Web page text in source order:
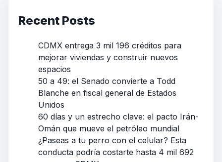
Recent Posts
CDMX entrega 3 mil 196 créditos para
mejorar viviendas y construir nuevos
espacios
50 a 49: el Senado convierte a Todd
Blanche en fiscal general de Estados
Unidos
60 días y un estrecho clave: el pacto Irán-
Omán que mueve el petróleo mundial
¿Paseas a tu perro con el celular? Esta
conducta podría costarte hasta 4 mil 692